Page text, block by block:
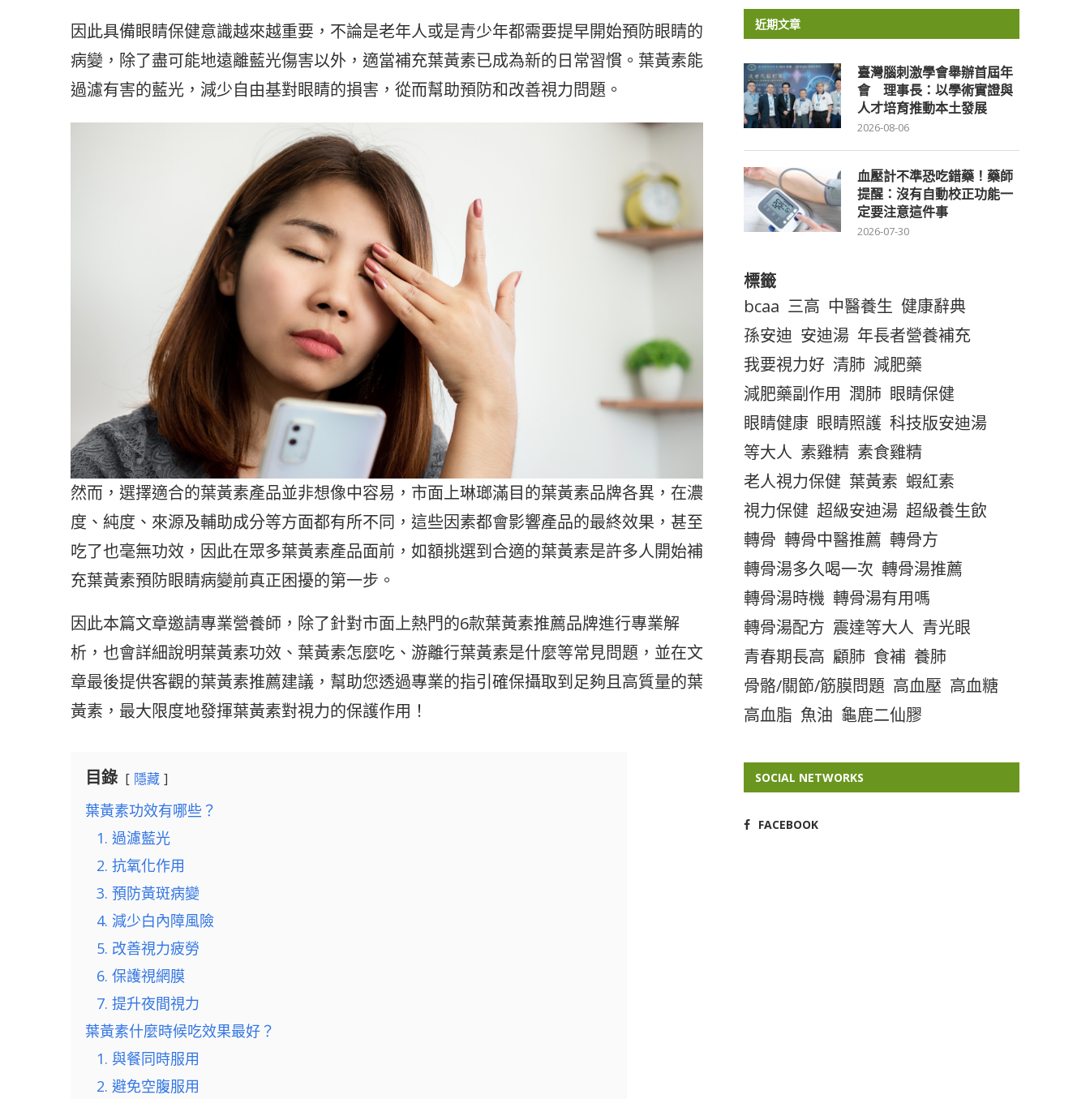
因此具備眼睛保健意識越來越重要，不論是老年人或是青少年都需要提早開始預防眼睛的
病變，除了盡可能地遠離藍光傷害以外，適當補充葉黃素已成為新的日常習慣。葉黃素能
過濾有害的藍光，減少自由基對眼睛的損害，從而幫助預防和改善視力問題。
然而，選擇適合的葉黃素產品並非想像中容易，市面上琳瑯滿目的葉黃素品牌各異，在濃
度、純度、來源及輔助成分等方面都有所不同，這些因素都會影響產品的最終效果，甚至
吃了也毫無功效，因此在眾多葉黃素產品面前，如額挑選到合適的葉黃素是許多人開始補
充葉黃素預防眼睛病變前真正困擾的第一步。
因此本篇文章邀請專業營養師，除了針對市面上熱門的6款葉黃素推薦品牌進行專業解
析，也會詳細說明葉黃素功效、葉黃素怎麼吃、游離行葉黃素是什麼等常見問題，並在文
章最後提供客觀的葉黃素推薦建議，幫助您透過專業的指引確保攝取到足夠且高質量的葉
黃素，最大限度地發揮葉黃素對視力的保護作用！
目錄 隱藏
葉黃素功效有哪些？
1. 過濾藍光
2. 抗氧化作用
3. 預防黃斑病變
4. 減少白內障風險
5. 改善視力疲勞
6. 保護視網膜
7. 提升夜間視力
葉黃素什麼時候吃效果最好？
1. 與餐同時服用
2. 避免空腹服用
近期文章
臺灣腦刺激學會舉辦首屆年
會 理事長：以學術實證與
人才培育推動本土發展
2026-08-06
血壓計不準恐吃錯藥！藥師
提醒：沒有自動校正功能一
定要注意這件事
2026-07-30
標籤
bcaa 三高 中醫養生 健康辭典
孫安迪 安迪湯 年長者營養補充
我要視力好 清肺 減肥藥
減肥藥副作用 潤肺 眼睛保健
眼睛健康 眼睛照護 科技版安迪湯
等大人 素雞精 素食雞精
老人視力保健 葉黃素 蝦紅素
視力保健 超級安迪湯 超級養生飲
轉骨 轉骨中醫推薦 轉骨方
轉骨湯多久喝一次 轉骨湯推薦
轉骨湯時機 轉骨湯有用嗎
轉骨湯配方 震達等大人 青光眼
青春期長高 顧肺 食補 養肺
骨骼/關節/筋膜問題 高血壓 高血糖
高血脂 魚油 龜鹿二仙膠
SOCIAL NETWORKS
FACEBOOK